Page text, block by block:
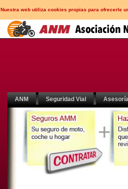
Nuestra web utiliza cookies propias para ofrecerle
ANM Seguridad Vial